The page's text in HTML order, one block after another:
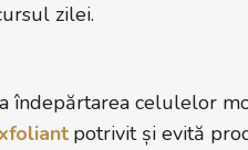
zilei.
îndepărtarea celulelor
potrivit și evită